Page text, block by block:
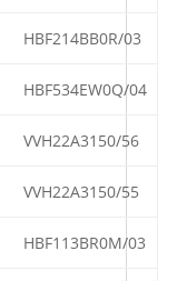
HBF214BB0R/03
HBF534EW0Q/04
VVH22A3150/56
VVH22A3150/55
HBF113BR0M/03